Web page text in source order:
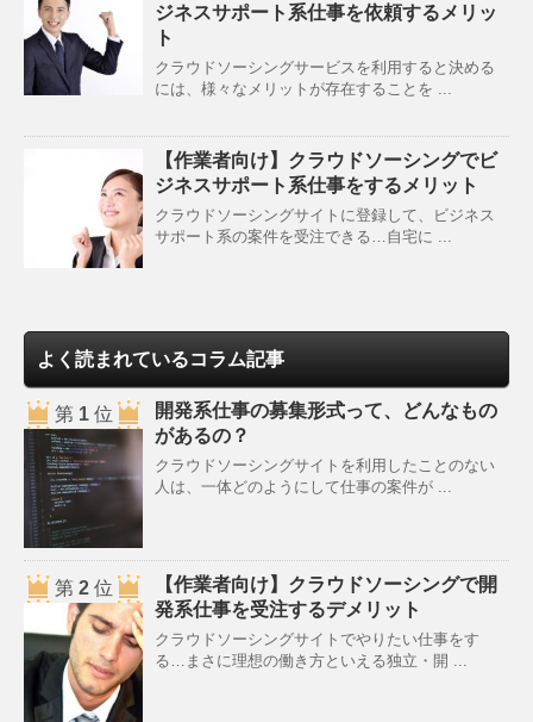
ジネスサポート系仕事を依頼するメリッ
ト
クラウドソーシングサービスを利用すると決める
には、様々なメリットが存在することを ...
【作業者向け】クラウドソーシングでビ
ジネスサポート系仕事をするメリット
クラウドソーシングサイトに登録して、ビジネス
サポート系の案件を受注できる…自宅に ...
よく読まれているコラム記事
第 1位
開発系仕事の募集形式って、どんなもの
があるの？
クラウドソーシングサイトを利用したことのない
人は、一体どのようにして仕事の案件が ...
第 2位
【作業者向け】クラウドソーシングで開
発系仕事を受注するデメリット
クラウドソーシングサイトでやりたい仕事をす
る…まさに理想の働き方といえる独立・開 ...